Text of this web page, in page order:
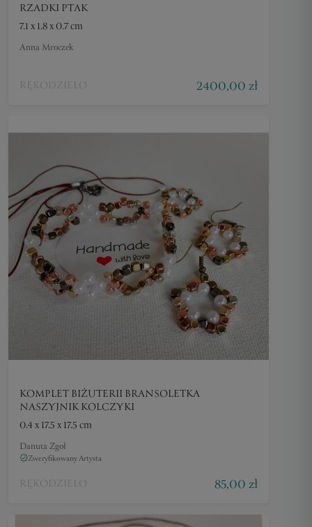
RZADKI PTAK
7.1 x 1.8 x 0.7 cm
Anna Mroczek
RĘKODZIEŁO 2400,00 zł
KOMPLET BIŻUTERII BRANSOLETKA
NASZYJNIK KOLCZYKI
0.4 x 17.5 x 17.5 cm
Danuta Zgoł
Zweryfikowany Artysta
RĘKODZIEŁO 85,00 zł